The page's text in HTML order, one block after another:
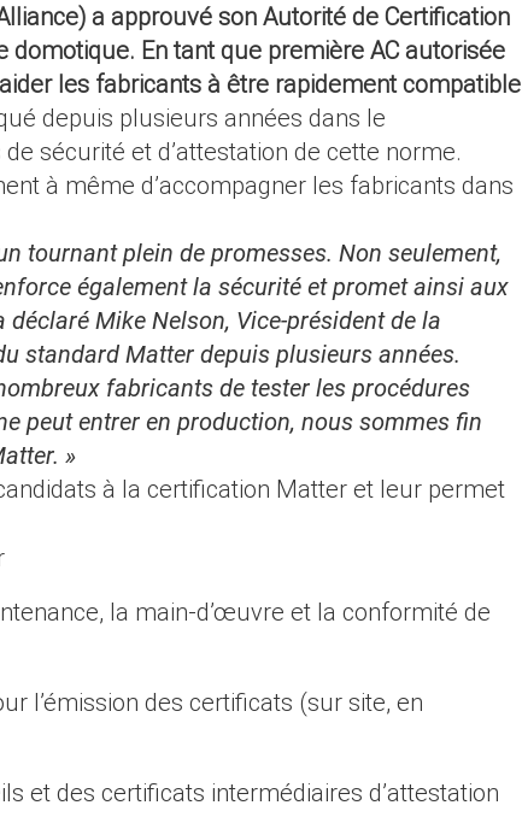
a approuvé son Autorité de Certification
domotique. En tant que première AC autorisée
les fabricants à être rapidement compatible
depuis plusieurs années dans le
sécurité et d’attestation de cette norme.
à même d’accompagner les fabricants dans
tournant plein de promesses. Non seulement,
également la sécurité et promet ainsi aux
Mike Nelson, Vice-président de la
standard Matter depuis plusieurs années.
fabricants de tester les procédures
peut entrer en production, nous sommes fin
»
à la certification Matter et leur permet
la main-d’œuvre et la conformité de
l’émission des certificats (sur site, en
et des certificats intermédiaires d’attestation